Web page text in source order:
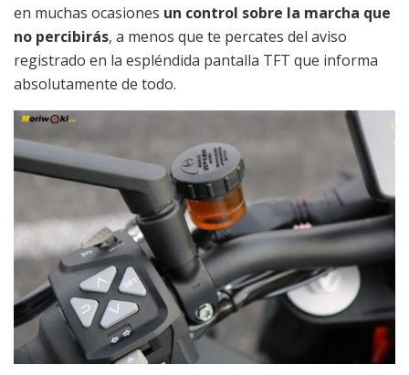
en muchas ocasiones un control sobre la marcha que
no percibirás, a menos que te percates del aviso
registrado en la espléndida pantalla TFT que informa
absolutamente de todo.